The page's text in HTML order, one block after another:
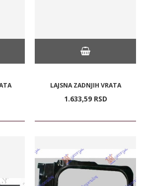
LAJSNA ZADNJIH VRATA
1.633,59 RSD